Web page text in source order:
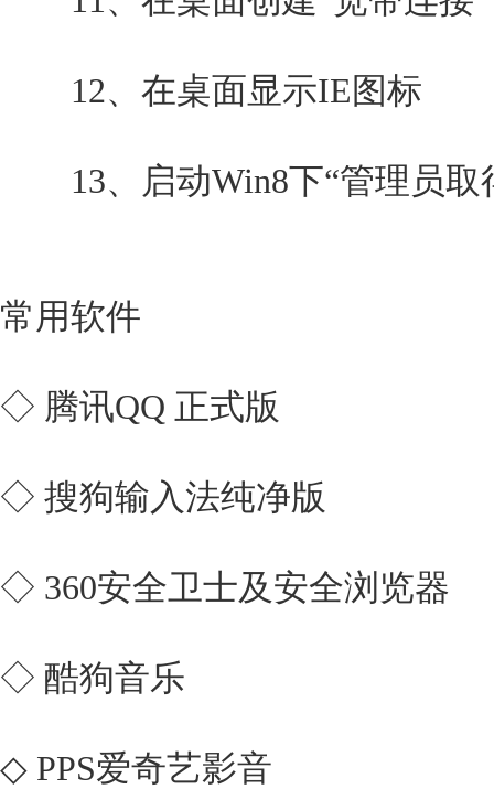
12、在桌面显示IE图标
13、启动Win8下“管理员取
常用软件
◇ 腾讯QQ 正式版
◇ 搜狗输入法纯净版
◇ 360安全卫士及安全浏览器
◇ 酷狗音乐
◇ PPS爱奇艺影音